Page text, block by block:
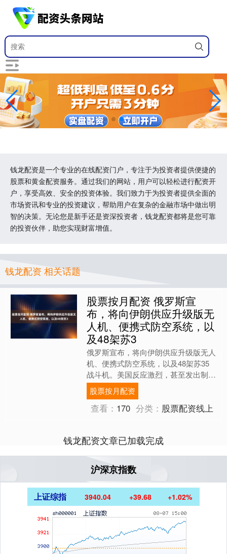
钱龙配资是一个专业的在线配资门户，专注于为投资者提供便捷的
股票和黄金配资服务。通过我们的网站，用户可以轻松进行配资开
户，享受高效、安全的投资体验。我们致力于为投资者提供全面的
市场资讯和专业的投资建议，帮助用户在复杂的金融市场中做出明
智的决策。无论您是新手还是资深投资者，钱龙配资都将是您可靠
的投资伙伴，助您实现财富增值。
钱龙配资 相关话题
股票按月配资 俄罗斯宣
布，将向伊朗供应升级版无
人机、便携式防空系统，以
及48架苏3
俄罗斯宣布，将向伊朗供应升级版无人
机、便携式防空系统，以及48架苏35
战斗机。美国反应激烈，甚至发出制裁
威胁。 俄外长拉夫罗夫，用一番硬气
回应，直接撕破美国的双....
股票按月配资
查看： 170 分类： 股票配资线上
钱龙配资文章已加载完成
沪深京指数
上证综指 3940.04 +39.68 +1.02%